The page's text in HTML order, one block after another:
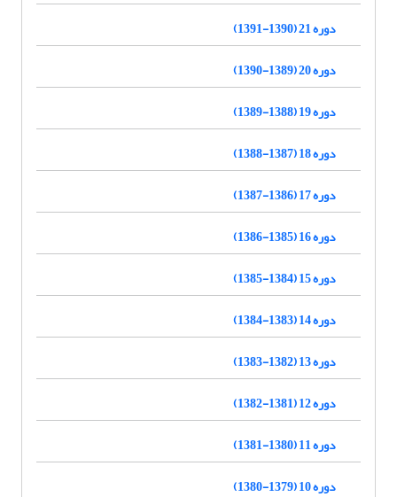
دوره 21 (1390-1391)
دوره 20 (1389-1390)
دوره 19 (1388-1389)
دوره 18 (1387-1388)
دوره 17 (1386-1387)
دوره 16 (1385-1386)
دوره 15 (1384-1385)
دوره 14 (1383-1384)
دوره 13 (1382-1383)
دوره 12 (1381-1382)
دوره 11 (1380-1381)
دوره 10 (1379-1380)